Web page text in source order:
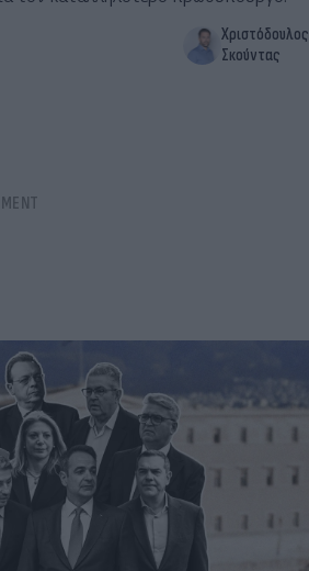
Χριστόδουλος
Σκούντας